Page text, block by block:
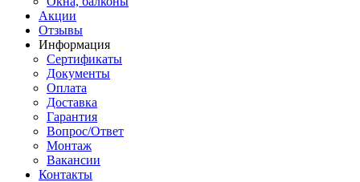
Акции
Отзывы
Информация
Сертификаты
Документы
Оплата
Доставка
Гарантия
Вопрос/Ответ
Монтаж
Вакансии
Контакты